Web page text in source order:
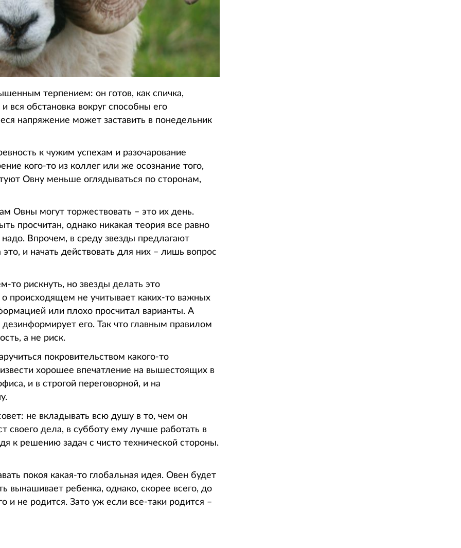
терпением: он готов, как спичка,
обстановка вокруг способны его
напряжение может заставить в понедельник
к чужим успехам и разочарование
кого-то из коллег или же осознание того,
Овну меньше оглядываться по сторонам,
Овны могут торжествовать – это их день.
просчитан, однако никакая теория все равно
надо. Впрочем, в среду звезды предлагают
и начать действовать для них – лишь вопрос
то рискнуть, но звезды делать это
о происходящем не учитывает каких-то важных
или плохо просчитал варианты. А
его. Так что главным правилом
а не риск.
покровительством какого-то
хорошее впечатление на вышестоящих в
и в строгой переговорной, и на
не вкладывать всю душу в то, чем он
своего дела, в субботу ему лучше работать в
к решению задач с чисто технической стороны.
покоя какая-то глобальная идея. Овен будет
вынашивает ребенка, однако, скорее всего, до
и не родится. Зато уж если все-таки родится –